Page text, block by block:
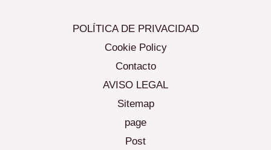
POLÍTICA DE PRIVACIDAD
Cookie Policy
Contacto
AVISO LEGAL
Sitemap
page
Post